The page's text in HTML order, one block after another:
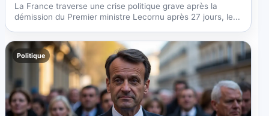
La France traverse une crise politique grave après la
démission du Premier ministre Lecornu après 27 jours, le...
Politique